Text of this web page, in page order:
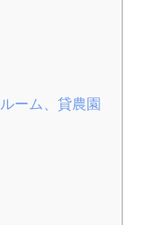
ーム、貸農園